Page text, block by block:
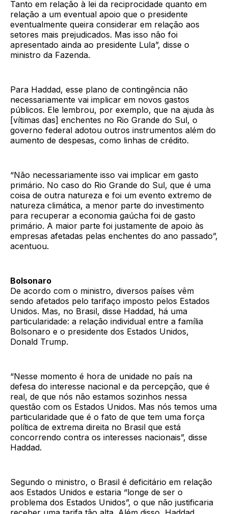
Tanto em relação à lei da reciprocidade quanto em
relação a um eventual apoio que o presidente
eventualmente queira considerar em relação aos
setores mais prejudicados. Mas isso não foi
apresentado ainda ao presidente Lula”, disse o
ministro da Fazenda.
Para Haddad, esse plano de contingência não
necessariamente vai implicar em novos gastos
públicos. Ele lembrou, por exemplo, que na ajuda às
[vítimas das] enchentes no Rio Grande do Sul, o
governo federal adotou outros instrumentos além do
aumento de despesas, como linhas de crédito.
“Não necessariamente isso vai implicar em gasto
primário. No caso do Rio Grande do Sul, que é uma
coisa de outra natureza e foi um evento extremo de
natureza climática, a menor parte do investimento
para recuperar a economia gaúcha foi de gasto
primário. A maior parte foi justamente de apoio às
empresas afetadas pelas enchentes do ano passado”,
acentuou.
Bolsonaro
De acordo com o ministro, diversos países vêm
sendo afetados pelo tarifaço imposto pelos Estados
Unidos. Mas, no Brasil, disse Haddad, há uma
particularidade: a relação individual entre a família
Bolsonaro e o presidente dos Estados Unidos,
Donald Trump.
“Nesse momento é hora de unidade no país na
defesa do interesse nacional e da percepção, que é
real, de que nós não estamos sozinhos nessa
questão com os Estados Unidos. Mas nós temos uma
particularidade que é o fato de que tem uma força
política de extrema direita no Brasil que está
concorrendo contra os interesses nacionais”, disse
Haddad.
Segundo o ministro, o Brasil é deficitário em relação
aos Estados Unidos e estaria “longe de ser o
problema dos Estados Unidos”, o que não justificaria